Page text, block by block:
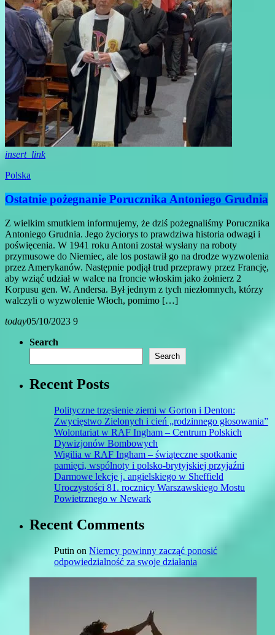
insert_link
Polska
Ostatnie pożegnanie Porucznika Antoniego Grudnia
Z wielkim smutkiem informujemy, że dziś pożegnaliśmy Porucznika
Antoniego Grudnia. Jego życiorys to prawdziwa historia odwagi i
poświęcenia. W 1941 roku Antoni został wysłany na roboty
przymusowe do Niemiec, ale los postawił go na drodze wyzwolenia
przez Amerykanów. Następnie podjął trud przeprawy przez Francję,
aby wziąć udział w walce na froncie włoskim jako żołnierz 2
Korpusu gen. W. Andersa. Był jednym z tych niezłomnych, którzy
walczyli o wyzwolenie Włoch, pomimo […]
today05/10/2023 9
Search
Search
Recent Posts
Polityczne trzęsienie ziemi w Gorton i Denton:
Zwycięstwo Zielonych i cień „rodzinnego głosowania”
Wolontariat w RAF Ingham – Centrum Polskich
Dywizjonów Bombowych
Wigilia w RAF Ingham – świąteczne spotkanie
pamięci, wspólnoty i polsko-brytyjskiej przyjaźni
Darmowe lekcje j. angielskiego w Sheffield
Uroczystości 81. rocznicy Warszawskiego Mostu
Powietrznego w Newark
Recent Comments
Putin on Niemcy powinny zacząć ponosić
odpowiedzialność za swoje działania